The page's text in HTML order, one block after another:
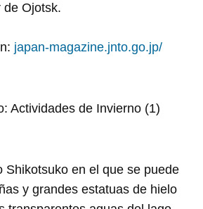
de Ojotsk.
japan-magazine.jnto.go.jp/
Shikotsuko en el que se puede
y grandes estatuas de hielo